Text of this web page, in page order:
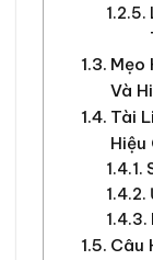
Mẹo
Và
Tài
Hiệu
Câu